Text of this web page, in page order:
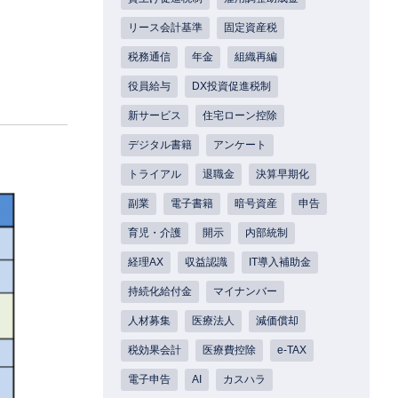
リース会計基準 固定資産税
税務通信 年金 組織再編
役員給与 DX投資促進税制
新サービス 住宅ローン控除
デジタル書籍 アンケート
トライアル 退職金 決算早期化
副業 電子書籍 暗号資産 申告
育児・介護 開示 内部統制
経理AX 収益認識 IT導入補助金
持続化給付金 マイナンバー
人材募集 医療法人 減価償却
税効果会計 医療費控除 e-TAX
電子申告 AI カスハラ